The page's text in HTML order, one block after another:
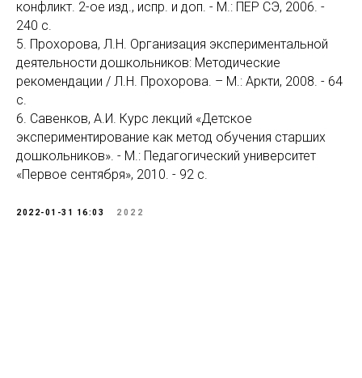
конфликт. 2-ое изд., испр. и доп. - М.: ПЕР СЭ, 2006. -
240 с.
5. Прохорова, Л.Н. Организация экспериментальной
деятельности дошкольников: Методические
рекомендации / Л.Н. Прохорова. – М.: Аркти, 2008. - 64
с.
6. Савенков, А.И. Курс лекций «Детское
экспериментирование как метод обучения старших
дошкольников». - М.: Педагогический университет
«Первое сентября», 2010. - 92 с.
2022-01-31 16:03 2022